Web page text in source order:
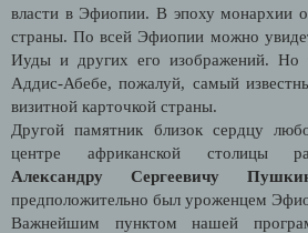
власти в Эфиопии. В эпоху монархии
страны. По всей Эфиопии можно
Иуды и других его изображений. Но
Аддис-Абебе, пожалуй, самый
визитной карточкой страны.
Другой памятник близок сердцу
центре африканской столицы
Александру Сергеевичу
предположительно был уроженцем
Важнейшим пунктом нашей